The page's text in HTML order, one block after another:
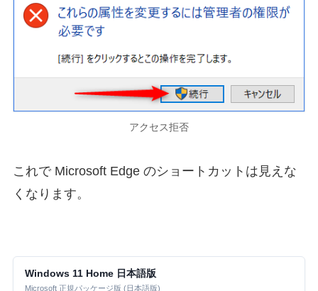
アクセス拒否
これで Microsoft Edge のショートカットは見えな
くなります。
Windows 11 Home 日本語版
Microsoft 正規パッケージ版 (日本語版)